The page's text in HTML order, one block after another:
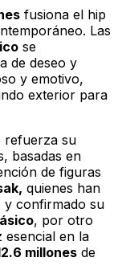
fusiona el hip
Las
se
de deseo y
y emotivo,
exterior para
refuerza su
basadas en
de figuras
quienes han
y confirmado su
, por otro
esencial en la
millones de